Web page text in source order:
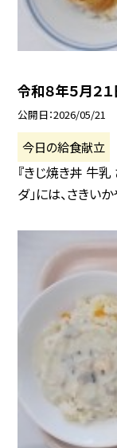
令和８年５月
公開日 2026/05/21
今日の給食献立
『きじ焼き丼 牛
ダ」には、さきい